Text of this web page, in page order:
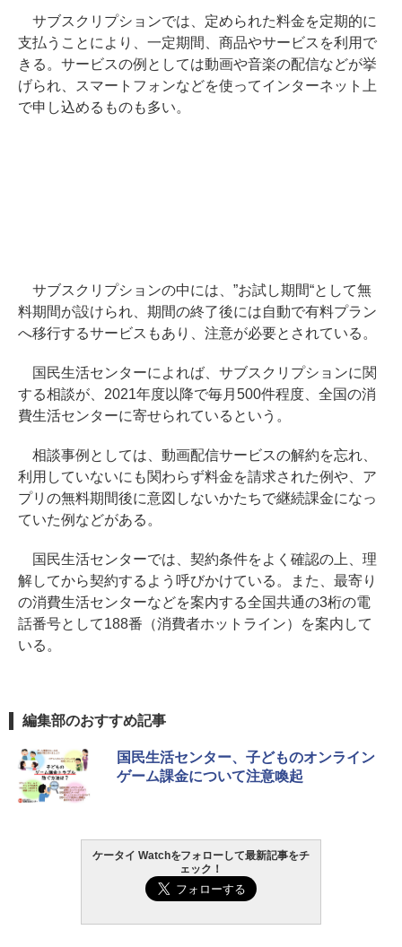
サブスクリプションでは、定められた料金を定期的に
支払うことにより、一定期間、商品やサービスを利用で
きる。サービスの例としては動画や音楽の配信などが挙
げられ、スマートフォンなどを使ってインターネット上
で申し込めるものも多い。
サブスクリプションの中には、”お試し期間“として無
料期間が設けられ、期間の終了後には自動で有料プラン
へ移行するサービスもあり、注意が必要とされている。
国民生活センターによれば、サブスクリプションに関
する相談が、2021年度以降で毎月500件程度、全国の消
費生活センターに寄せられているという。
相談事例としては、動画配信サービスの解約を忘れ、
利用していないにも関わらず料金を請求された例や、ア
プリの無料期間後に意図しないかたちで継続課金になっ
ていた例などがある。
国民生活センターでは、契約条件をよく確認の上、理
解してから契約するよう呼びかけている。また、最寄り
の消費生活センターなどを案内する全国共通の3桁の電
話番号として188番（消費者ホットライン）を案内して
いる。
編集部のおすすめ記事
国民生活センター、子どものオンライン
ゲーム課金について注意喚起
ケータイ Watchをフォローして最新記事をチ
ェック！